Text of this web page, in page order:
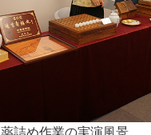
薬詰め作業の実演風景